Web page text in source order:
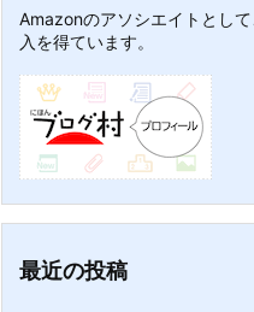
Amazonのアソシエイトとし
入を得ています。
最近の投稿